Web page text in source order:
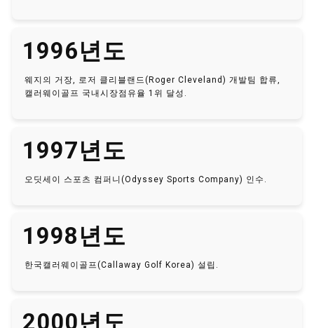
1996년도
웨지의 거장, 로저 클리블랜드(Roger Cleveland) 개발팀 합류,
캘러웨이골프 국내시장점유율 1위 달성.
1997년도
오딧세이 스포츠 컴퍼니(Odyssey Sports Company) 인수.
1998년도
한국캘러웨이골프(Callaway Golf Korea) 설립.
2000년도